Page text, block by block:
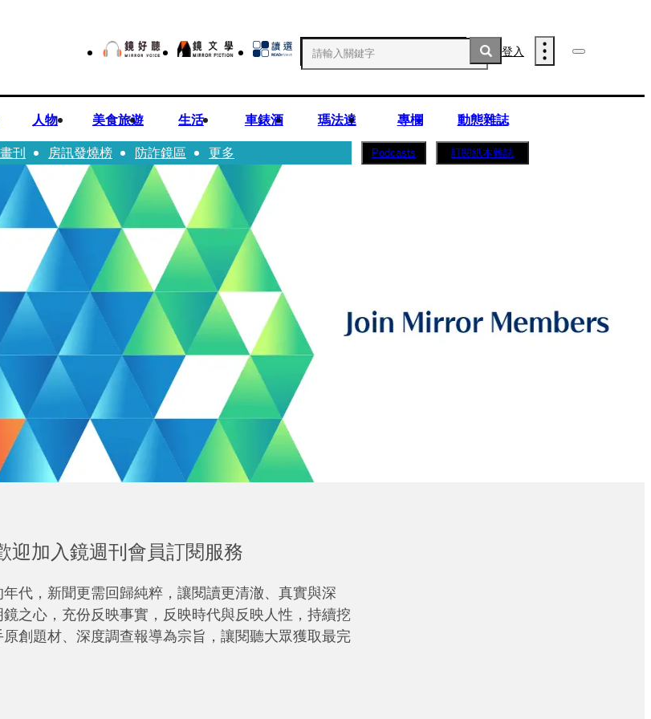
登入
人物 美食旅遊 生活 車錶酒 瑪法達 專欄
動態雜誌
刊 房訊發燒榜 防詐鏡區 更多 Podcasts 訂閱紙本雜誌
迎加入鏡週刊會員訂閱服務
代，新聞更需回歸純粹，讓閱讀更清澈、真實與深
之心，充份反映事實，反映時代與反映人性，持續挖
創題材、深度調查報導為宗旨，讓閱聽大眾獲取最完